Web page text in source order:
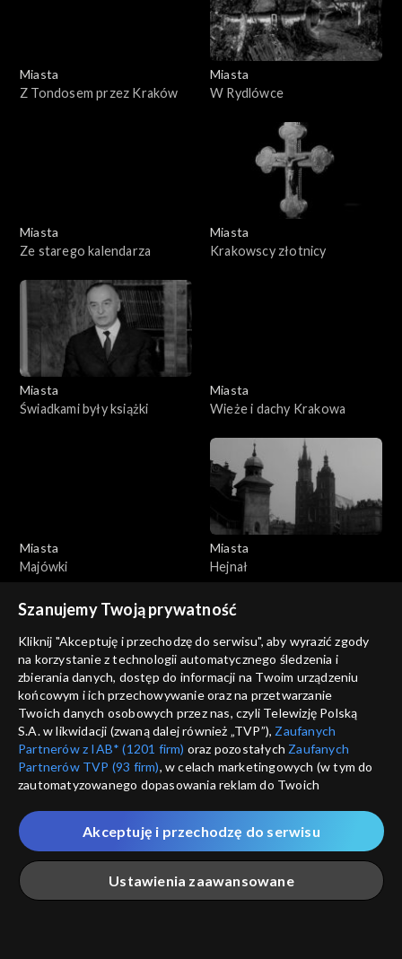
Miasta
Z Tondosem przez Kraków
Miasta
W Rydlówce
Miasta
Ze starego kalendarza
Miasta
Krakowscy złotnicy
Miasta
Świadkami były książki
Miasta
Wieże i dachy Krakowa
Miasta
Majówki
Miasta
Hejnał
Miasta
Arrasy i gobeliny
Miasto Kazimierz pod
Krakowem
Miasta
Miasto na fundamencie z
węgla
Miasta
Andrychów
Szanujemy Twoją prywatność
Kliknij "Akceptuję i przechodzę do serwisu", aby wyrazić zgody
na korzystanie z technologii automatycznego śledzenia i
zbierania danych, dostęp do informacji na Twoim urządzeniu
końcowym i ich przechowywanie oraz na przetwarzanie
Twoich danych osobowych przez nas, czyli Telewizję Polską
S.A. w likwidacji (zwaną dalej również „TVP”), Zaufanych
Partnerów z IAB* (1201 firm) oraz pozostałych Zaufanych
Partnerów TVP (93 firm), w celach marketingowych (w tym do
zautomatyzowanego dopasowania reklam do Twoich
które wskazujemy poniżej, a także zgody na udostępnianie
przez nas identyfikatora PPID do Google.
Twoje dane osobowe zbierane podczas odwiedzania przez
Ciebie naszych
poszczególnych serwisówzwanych dalej
„Portalem”, w tym informacje zapisywane za pomocą
Ustawienia zaawansowane
Akceptuję i przechodzę do serwisu